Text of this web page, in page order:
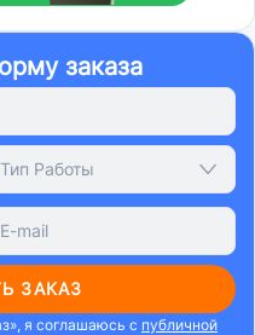
заказа
Тип Работы
ЗАКАЗ
я соглашаюсь с публичной